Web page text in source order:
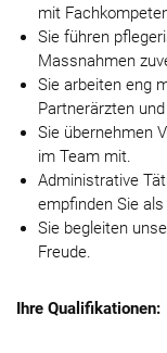
mit
Sie führen
Massnahmen
Sie arbeiten eng
Partnerärzten
Sie übernehmen
im Team mit.
Administrative
empfinden Sie
Sie begleiten
Freude.
Ihre Qualifikationen: